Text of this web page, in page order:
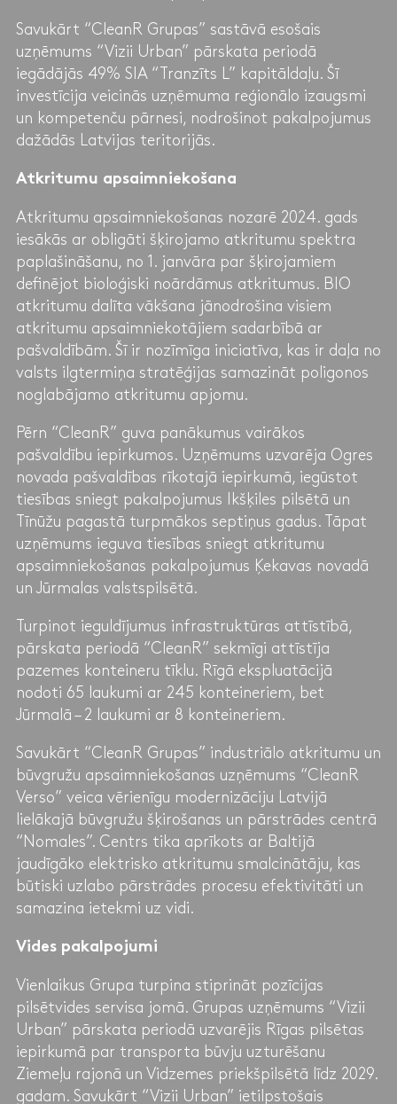
Savukārt “CleanR Grupas” sastāvā esošais
uzņēmums “Vizii Urban” pārskata periodā
iegādājās 49% SIA “Tranzīts L” kapitāldaļu. Šī
investīcija veicinās uzņēmuma reģionālo izaugsmi
un kompetenču pārnesi, nodrošinot pakalpojumus
dažādās Latvijas teritorijās.
Atkritumu apsaimniekošana
Atkritumu apsaimniekošanas nozarē 2024. gads
iesākās ar obligāti šķirojamo atkritumu spektra
paplašināšanu, no 1. janvāra par šķirojamiem
definējot bioloģiski noārdāmus atkritumus. BIO
atkritumu dalīta vākšana jānodrošina visiem
atkritumu apsaimniekotājiem sadarbībā ar
pašvaldībām. Šī ir nozīmīga iniciatīva, kas ir daļa no
valsts ilgtermiņa stratēģijas samazināt poligonos
noglabājamo atkritumu apjomu.
Pērn “CleanR” guva panākumus vairākos
pašvaldību iepirkumos. Uzņēmums uzvarēja Ogres
novada pašvaldības rīkotajā iepirkumā, iegūstot
tiesības sniegt pakalpojumus Ikšķiles pilsētā un
Tīnūžu pagastā turpmākos septiņus gadus. Tāpat
uzņēmums ieguva tiesības sniegt atkritumu
apsaimniekošanas pakalpojumus Ķekavas novadā
un Jūrmalas valstspilsētā.
Turpinot ieguldījumus infrastruktūras attīstībā,
pārskata periodā “CleanR” sekmīgi attīstīja
pazemes konteineru tīklu. Rīgā ekspluatācijā
nodoti 65 laukumi ar 245 konteineriem, bet
Jūrmalā – 2 laukumi ar 8 konteineriem.
Savukārt “CleanR Grupas” industriālo atkritumu un
būvgružu apsaimniekošanas uzņēmums “CleanR
Verso” veica vērienīgu modernizāciju Latvijā
lielākajā būvgružu šķirošanas un pārstrādes centrā
“Nomales”. Centrs tika aprīkots ar Baltijā
jaudīgāko elektrisko atkritumu smalcinātāju, kas
būtiski uzlabo pārstrādes procesu efektivitāti un
samazina ietekmi uz vidi.
Vides pakalpojumi
Vienlaikus Grupa turpina stiprināt pozīcijas
pilsētvides servisa jomā. Grupas uzņēmums “Vizii
Urban” pārskata periodā uzvarējis Rīgas pilsētas
iepirkumā par transporta būvju uzturēšanu
Ziemeļu rajonā un Vidzemes priekšpilsētā līdz 2029.
gadam. Savukārt “Vizii Urban” ietilpstošais